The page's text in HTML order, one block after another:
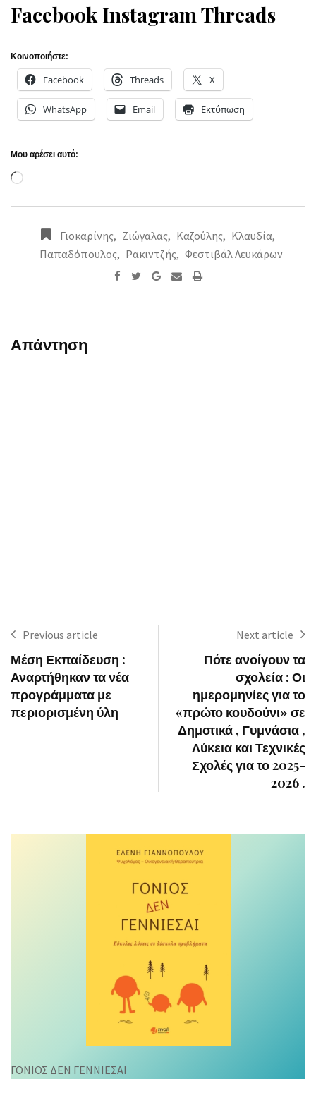
Facebook InstagramThreads
Κοινοποιήστε:
Facebook Threads X
WhatsApp Email Εκτύπωση
Μου αρέσει αυτό:
Loading…
Γιοκαρίνης, Ζιώγαλας, Καζούλης, Κλαυδία,
Παπαδόπουλος, Ρακιντζής, Φεστιβάλ Λευκάρων
Google+
SharePrint
Απάντηση
Previous article
Μέση Εκπαίδευση :
Αναρτήθηκαν τα νέα
προγράμματα με
περιορισμένη ύλη
Next article
Πότε ανοίγουν τα
σχολεία : Οι
ημερομηνίες για το
«πρώτο κουδούνι» σε
Δημοτικά , Γυμνάσια ,
Λύκεια και Τεχνικές
Σχολές για το 2025-
2026 .
ΓΟΝΙΟΣ ΔΕΝ ΓΕΝΝΙΕΣΑΙ